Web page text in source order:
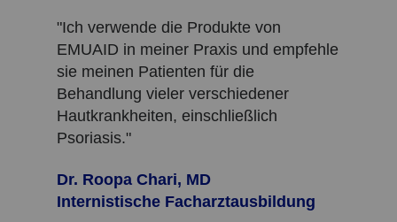
"Ich verwende die Produkte von
EMUAID in meiner Praxis und empfehle
sie meinen Patienten für die
Behandlung vieler verschiedener
Hautkrankheiten, einschließlich
Psoriasis."
Dr. Roopa Chari, MD
Internistische Facharztausbildung